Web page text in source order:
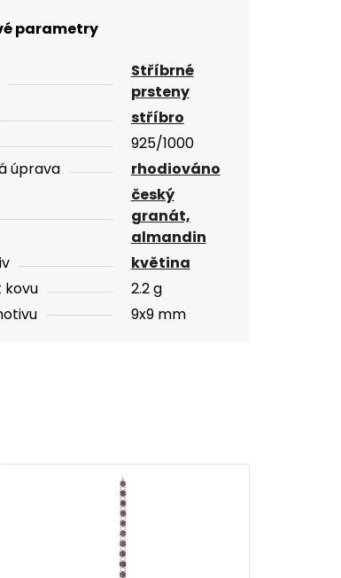
parametry
Stříbrné
prsteny
stříbro
925/1000
úprava
rhodiováno
český
granát,
almandin
květina
kovu
2.2 g
9x9 mm